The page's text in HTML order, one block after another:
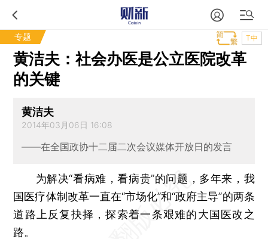
专题 T中
黄洁夫：社会办医是公立医院改革
的关键
黄洁夫
2014年03月06日 16:08
——在全国政协十二届二次会议媒体开放日的发言
为解决“看病难，看病贵”的问题，多年来，我
国医疗体制改革一直在“市场化”和“政府主导”的两条
道路上反复抉择，探索着一条艰难的大国医改之
路。